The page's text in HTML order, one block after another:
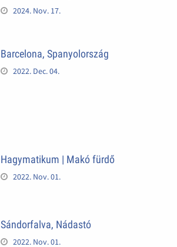
2024. Nov. 17.
Barcelona, Spanyolország
2022. Dec. 04.
Hagymatikum | Makó fürdő
2022. Nov. 01.
Sándorfalva, Nádastó
2022. Nov. 01.